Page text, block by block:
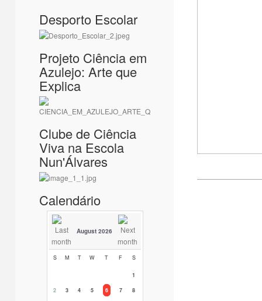
Desporto Escolar
Projeto Ciência em
Azulejo: Arte que
Explica
Clube de Ciência
Viva na Escola
Nun'Álvares
Calendário
August 2026
S M T W T F S
1
2
3 4 5 6 7
8